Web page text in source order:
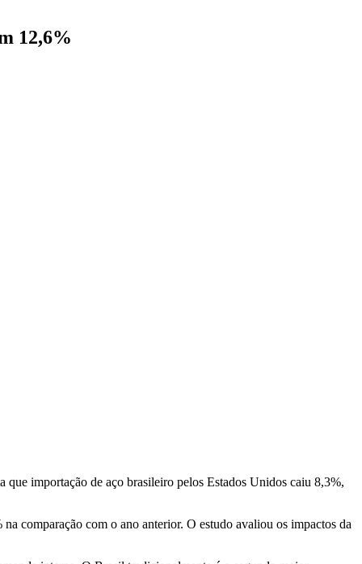
12,6%
importação de aço brasileiro pelos Estados Unidos caiu 8,3%,
comparação com o ano anterior. O estudo avaliou os impactos da